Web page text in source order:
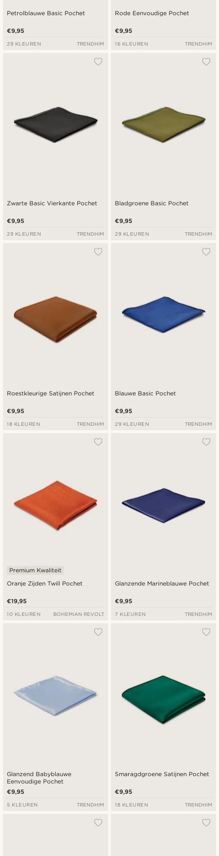
Petrolblauwe Basic Pochet
€9,95
29 KLEUREN TRENDHIM
Rode Eenvoudige Pochet
€9,95
16 KLEUREN TRENDHIM
Zwarte Basic Vierkante Pochet
€9,95
29 KLEUREN TRENDHIM
Bladgroene Basic Pochet
€9,95
29 KLEUREN TRENDHIM
Roestkleurige Satijnen Pochet
€9,95
18 KLEUREN TRENDHIM
Blauwe Basic Pochet
€9,95
29 KLEUREN TRENDHIM
Oranje Zijden Twill Pochet
Premium Kwaliteit
€19,95
10 KLEUREN BOHEMIAN REVOLT
Glanzende Marineblauwe Pochet
€9,95
7 KLEUREN TRENDHIM
Glanzend Babyblauwe
Eenvoudige Pochet
€9,95
5 KLEUREN TRENDHIM
Smaragdgroene Satijnen Pochet
€9,95
18 KLEUREN TRENDHIM